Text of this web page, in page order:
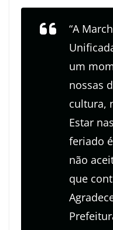
“A
um
nossas
cultura,
Estar
feriado
não
que